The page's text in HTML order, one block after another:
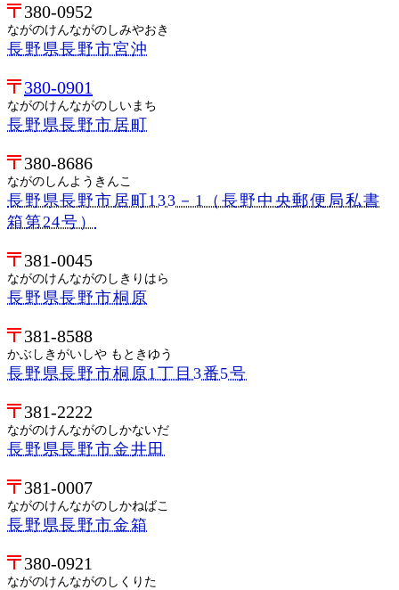
380-0952
ながのけんながのしみやおき
長野県長野市宮沖
380-0901
ながのけんながのしいまち
長野県長野市居町
380-8686
ながのしんようきんこ
長野県長野市居町133－1（長野中央郵便局私書
箱第24号）
381-0045
ながのけんながのしきりはら
長野県長野市桐原
381-8588
かぶしきがいしや もときゆう
長野県長野市桐原1丁目3番5号
381-2222
ながのけんながのしかないだ
長野県長野市金井田
381-0007
ながのけんながのしかねばこ
長野県長野市金箱
380-0921
ながのけんながのしくりた